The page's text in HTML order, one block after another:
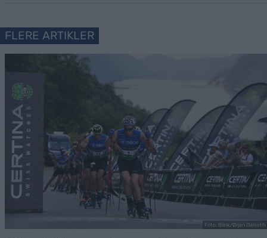
FLERE ARTIKLER
Foto: Blink/Ørjan Dalseth